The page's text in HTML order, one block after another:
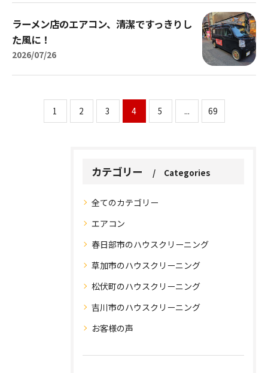
ラーメン店のエアコン、清潔ですっきりし
た風に！
2026/07/26
1 2 3 4 5 ... 69
カテゴリー Categories
全てのカテゴリー
エアコン
春日部市のハウスクリーニング
草加市のハウスクリーニング
松伏町のハウスクリーニング
吉川市のハウスクリーニング
お客様の声
お問い合わせはこちら
お問い合わせはこちら